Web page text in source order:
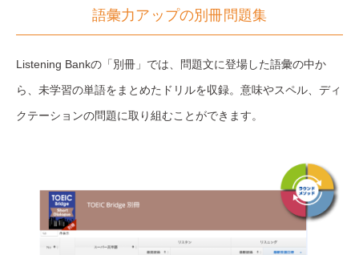
語彙力アップの別冊問題集
Listening Bankの「別冊」では、問題文に登場した語彙の中か
ら、未学習の単語をまとめたドリルを収録。意味やスペル、ディ
クテーションの問題に取り組むことができます。